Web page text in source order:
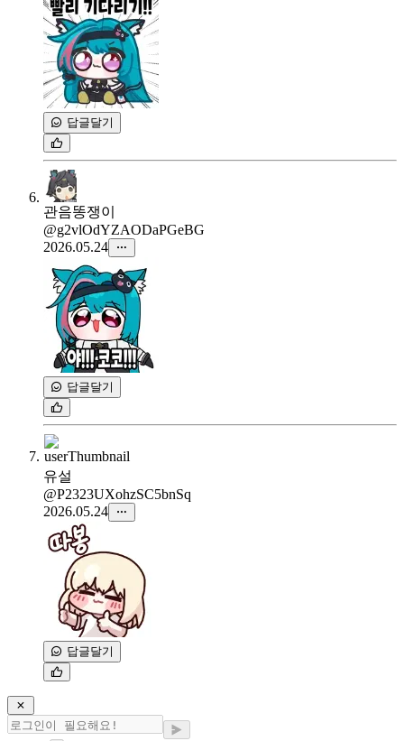
답글달기
관음똥쟁이
@g2vlOdYZAODaPGeBG
2026.05.24
답글달기
유설
@P2323UXohzSC5bnSq
2026.05.24
답글달기